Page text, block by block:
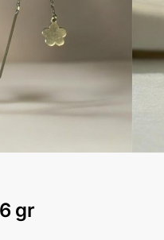
gr